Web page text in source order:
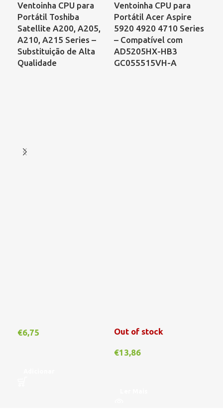
Ventoinha CPU para
Portátil Toshiba
Satellite A200, A205,
A210, A215 Series –
Substituição de Alta
Qualidade
€6,75
Ventoinha CPU para
Portátil Acer Aspire
5920 4920 4710 Series
– Compatível com
AD5205HX-HB3
GC055515VH-A
Out of stock
€13,86